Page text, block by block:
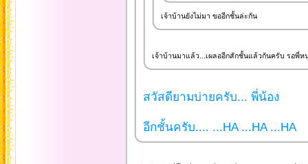
เจ้าบ้านยังไม่มา ขออีกชั้นล่ะกัน
เจ้าบ้านมาแล้ว...เผลออีกสักชั้นแล้วกันครับ รอพี่
สวัสดียามบ่ายครับ... พี่น้อง
อีกชั้นครับ.... ...HA ...HA ...HA